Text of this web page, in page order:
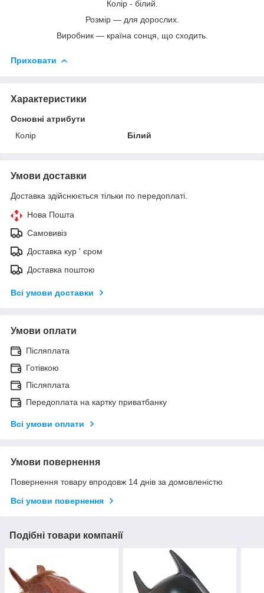
Колір - білий.
Розмір — для дорослих.
Виробник — країна сонця, що сходить.
Приховати
Характеристики
Основні атрибути
Колір
Білий
Умови доставки
Доставка здійснюється тільки по передоплаті.
Нова Пошта
Самовивіз
Доставка кур ' єром
Доставка поштою
Всі умови доставки
Умови оплати
Післяплата
Готівкою
Післяплата
Передоплата на картку приватбанку
Всі умови оплати
Умови повернення
Повернення товару впродовж 14 днів за домовленістю
Всі умови повернення
Подібні товари компанії